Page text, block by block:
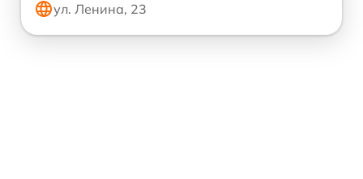
ул. Ленина, 23